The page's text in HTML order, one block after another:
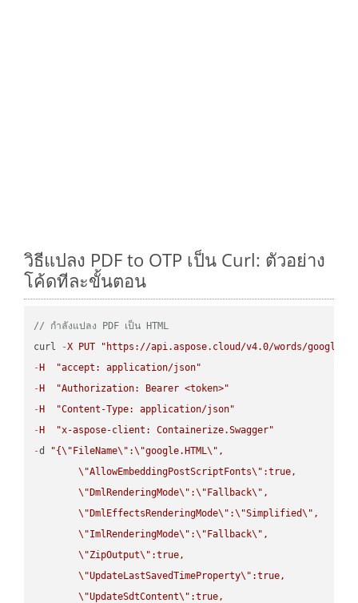
วิธีแปลง PDF to OTP เป็น Curl: ตัวอย่าง
โค้ดทีละขั้นตอน
// กำลังแปลง PDF เป็น HTML
curl
-X PUT
"https://api.aspose.cloud/v4.0/words/
- H
"accept: application/json"
- H
"Authorization: Bearer <token>"
- H
"Content-Type: application/json"
- H
"x-aspose-client: Containerize.Swagger"
-d "{\" FileName\" :\"google.HTML\" ,
\"AllowEmbeddingPostScriptFonts\" :true,
\" DmlRenderingMode\" :\" Fallback\" ,
\" DmlEffectsRenderingMode\" :\"Simplified\" ,
\"ImlRenderingMode\" :\" Fallback\" ,
\"ZipOutput\" :true,
\"UpdateLastSavedTimeProperty\" :true,
\"UpdateSdtContent\" :true,